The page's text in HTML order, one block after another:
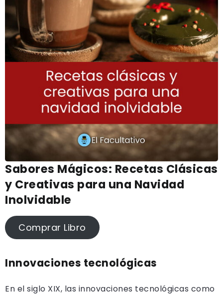
Sabores Mágicos: Recetas Clásicas
y Creativas para una Navidad
Inolvidable
Comprar Libro
Innovaciones tecnológicas
En el siglo XIX, las innovaciones tecnológicas como